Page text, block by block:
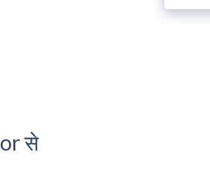
से